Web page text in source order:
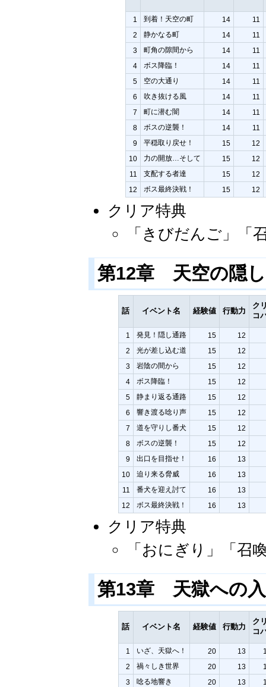
1 到着！天空の町 14
11
2
静かなる町 14
11
3
町角の隙間から 14
11
4
ボス降臨！ 14
11
5
空の大通り 14
11
6
吹き抜ける風 14
11
7
町に潜む闇 14
11
8
ボスの逆襲！ 14
11
9
平穏取り戻せ！ 15
12
10
力の開放…そして 15
12
11
支配する者達 15
12
12
ボス最終決戦！ 15 12
クリア特典
「きびだんご」「
第12章 天空の隠
話 イベント名 経験値 行動力
ク
コ
1 発見！隠し通路 15
12
2
光が差し込む道 15
12
3
岩陰の間から 15
12
4
ボス降臨！ 15
12
5
静まり返る通路 15
12
6
響き渡る唸り声 15
12
7
道を守りし番犬 15
12
8
ボスの逆襲！ 15
12
9
出口を目指せ！ 16
13
10
迫り来る脅威 16
13
11
番犬を迎え討て 16
13
12
ボス最終決戦！ 16 13
クリア特典
「おにぎり」「召
第13章 天獄への
話 イベント名 経験値 行動力
ク
コ
1 いざ、天獄へ！ 20 13
2
禍々しき世界 20 13
3
唸る地響き 20 13